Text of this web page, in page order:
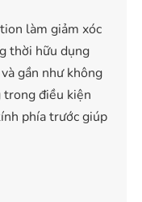
làm giảm xóc
thời hữu dụng
gần như không
trong điều kiện
phía trước giúp